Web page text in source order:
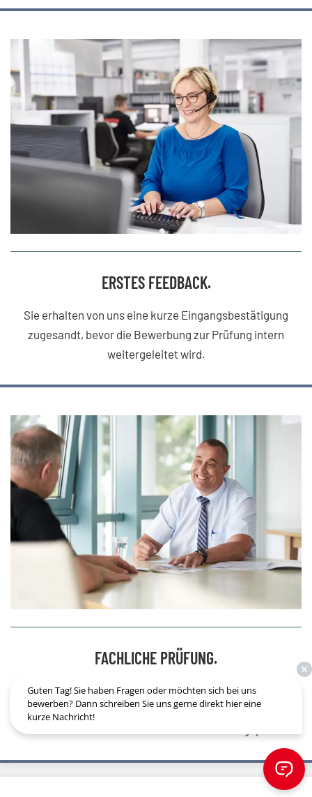
ERSTES FEEDBACK.
Sie erhalten von uns eine kurze Eingangsbestätigung
zugesandt, bevor die Bewerbung zur Prüfung intern
weitergeleitet wird.
FACHLICHE PRÜFUNG.
Von unseren Abteilungsleitern wird die Bewerbung in
Zusammenarbeit mit dem Personalleiter oder der
Guten Tag! Sie haben Fragen oder möchten sich bei uns
bewerben? Dann schreiben Sie uns gerne direkt hier eine
kurze Nachricht!